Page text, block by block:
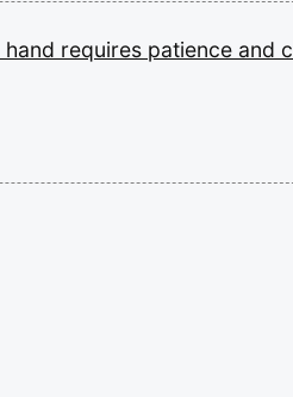
hand requires patience and